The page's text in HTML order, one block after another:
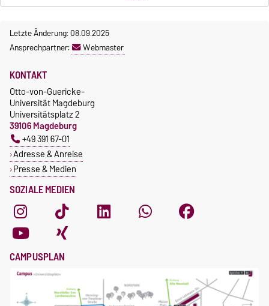
Letzte Änderung: 08.09.2025
Ansprechpartner:
Webmaster
SOZIALE MEDIEN
KONTAKT
Otto-von-Guericke-
Universität Magdeburg
Universitätsplatz 2
39106 Magdeburg
+49 391 67-01
Adresse & Anreise
Presse & Medien
CAMPUSPLAN